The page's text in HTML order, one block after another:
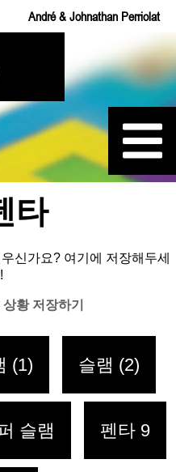
André & Johnathan Perriolat
타
신가요? 여기에 저장해두세
황 저장하기
(1) 슬램 (2)
슬램 펜타 9